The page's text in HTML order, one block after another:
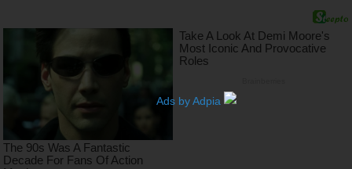
Ads by Adpia